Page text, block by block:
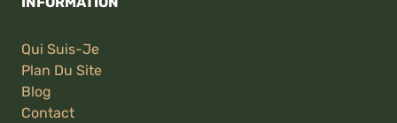
Qui Suis-Je
Plan Du Site
Blog
Contact